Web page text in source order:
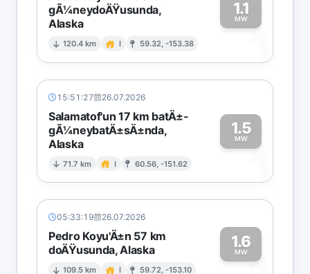
gÃ¼neydoÄŸusunda,
Alaska
120.4 km I 59.32, -153.38
1.1
MW
1
15:51:27 26.07.2026
Salamatof'un 17 km batÄ±-
gÃ¼neybatÄ±sÄ±nda,
Alaska
71.7 km I 60.56, -151.62
1.5
MW
1
05:33:19 26.07.2026
Pedro Koyu'Ä±n 57 km
doÄŸusunda, Alaska
109.5 km I 59.72, -153.10
1.6
MW